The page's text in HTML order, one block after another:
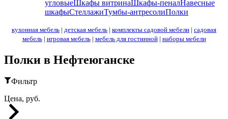
угловыеШкафы витринаШкафы-пеналНавесные
шкафыСтеллажиТумбы-антресолиПолки
кухонная мебель | детская мебель | комплекты садовой мебели | садовая
мебель| игровая мебель| мебель для гостинной| наборы мебели
Полки в Нефтеюганске
Фильтр
Цена, руб.